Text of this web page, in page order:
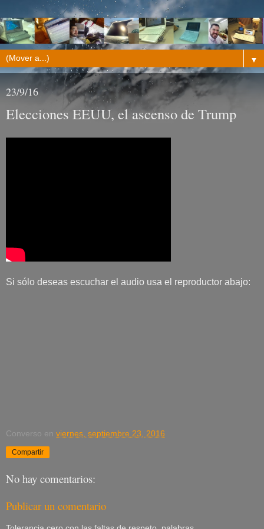
▼
23/9/16
Elecciones EEUU, el ascenso de Trump
Si sólo deseas escuchar el audio usa el reproductor abajo:
Converso en viernes, septiembre 23, 2016
Compartir
No hay comentarios:
Publicar un comentario